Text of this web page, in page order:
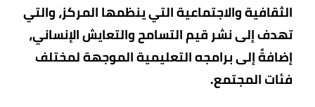
الثقافية والاجتماعية التي ينظمها المركز، والتي
تهدف إلى نشر قيم التسامح والتعايش الإنساني،
إضافةً إلى برامجه التعليمية الموجهة لمختلف
فئات المجتمع.